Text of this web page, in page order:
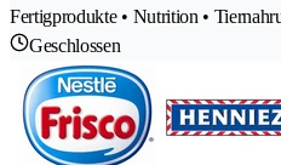
Fertigprodukte • Nutrition •
Geschlossen